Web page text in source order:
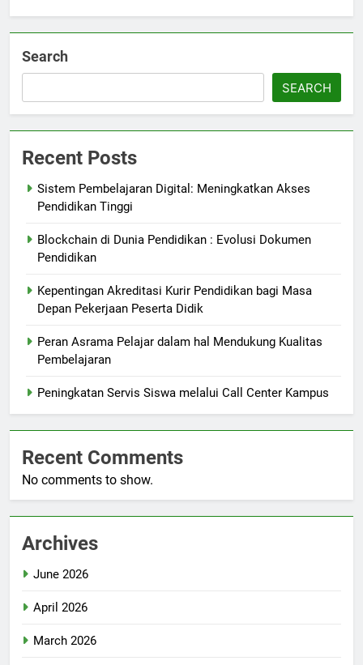
Search
SEARCH
Recent Posts
Sistem Pembelajaran Digital: Meningkatkan Akses
Pendidikan Tinggi
Blockchain di Dunia Pendidikan : Evolusi Dokumen
Pendidikan
Kepentingan Akreditasi Kurir Pendidikan bagi Masa
Depan Pekerjaan Peserta Didik
Peran Asrama Pelajar dalam hal Mendukung Kualitas
Pembelajaran
Peningkatan Servis Siswa melalui Call Center Kampus
Recent Comments
No comments to show.
Archives
June 2026
April 2026
March 2026